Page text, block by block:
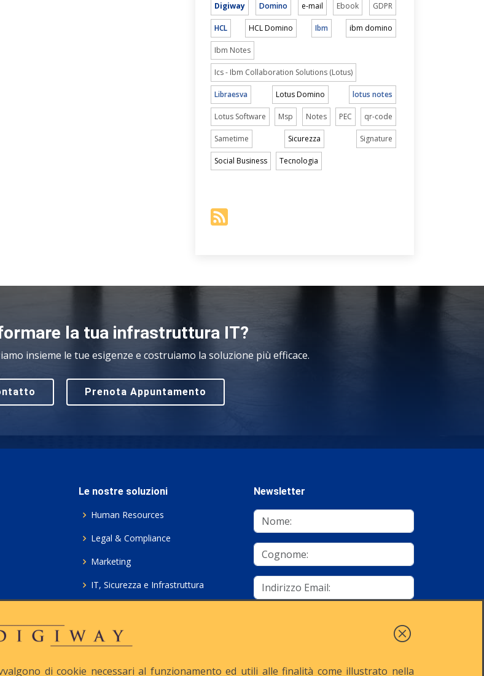
Digiway Domino e-mail Ebook GDPR
HCL HCL Domino Ibm ibm domino
Ibm Notes
Ics - Ibm Collaboration Solutions (Lotus)
Libraesva Lotus Domino lotus notes
Lotus Software Msp Notes PEC qr-code
Sametime Sicurezza Signature
Social Business Tecnologia
la tua infrastruttura IT?
insieme le tue esigenze e costruiamo la soluzione più efficace.
Prenota Appuntamento
Le nostre soluzioni
Human Resources
Legal & Compliance
Marketing
IT, Sicurezza e Infrastruttura
Consulenza ICT e Licenze
Newsletter
di cookie necessari al funzionamento ed utili alle finalità come illustrato nella